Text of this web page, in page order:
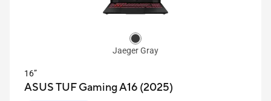
Jaeger Gray
16”
ASUS TUF Gaming A16 (2025)